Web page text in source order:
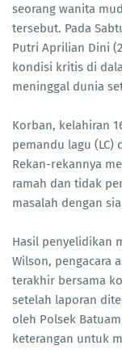
seorang wanita
tersebut. Pada
Putri Aprilian Dini
kondisi kritis di
meninggal dunia
Korban, kelahiran
pemandu lagu (LC)
Rekan-rekannya
ramah dan tidak
masalah dengan
Hasil penyelidikan
Wilson, pengacara
terakhir bersama
setelah laporan
oleh Polsek
keterangan untuk